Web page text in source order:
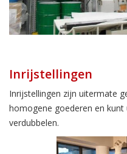
Inrijstellingen
Inrijstellingen zijn uitermate
homogene goederen en
verdubbelen.